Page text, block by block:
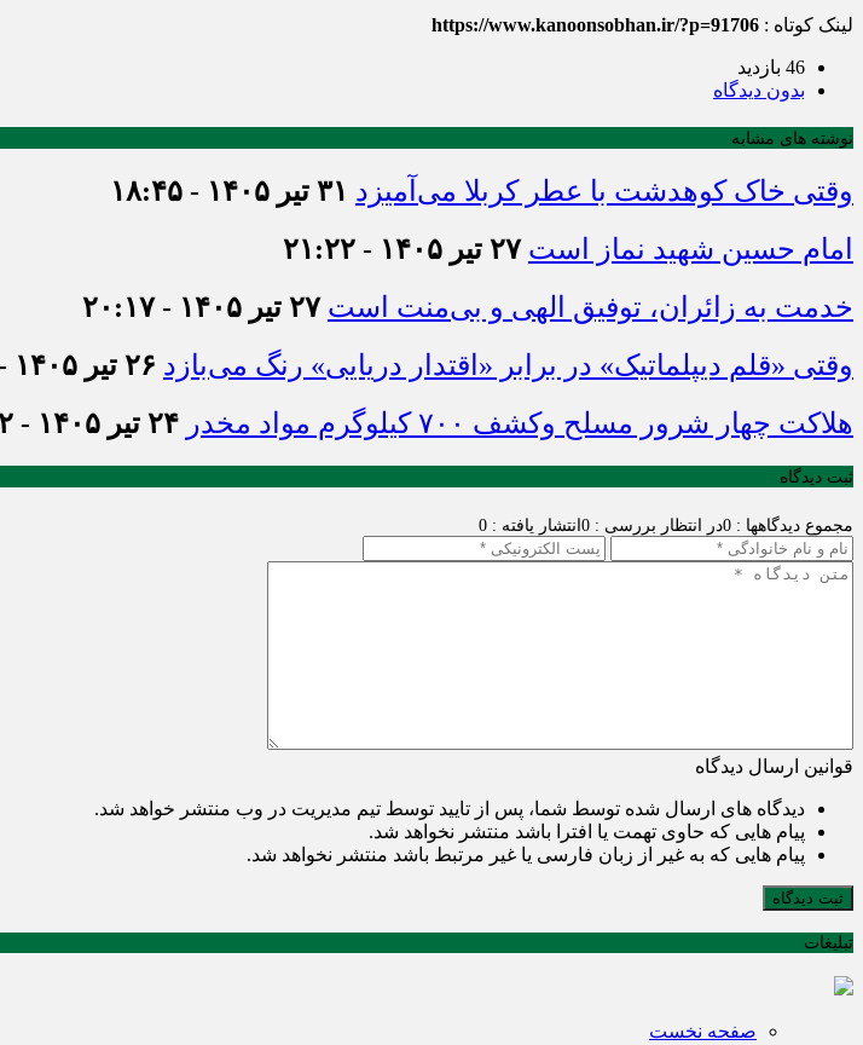
لینک کوتاه : https://www.kanoonsobhan.ir/?p=91706
46 بازدید
بدون دیدگاه
نوشته های مشابه
وقتی خاک کوهدشت با عطر کربلا می‌آمیزد ۳۱ تیر ۱۴۰۵ - ۱۸:۴۵
امام حسین شهید نماز است ۲۷ تیر ۱۴۰۵ - ۲۱:۲۲
خدمت به زائران، توفیق الهی و بی‌منت است ۲۷ تیر ۱۴۰۵ - ۲۰:۱۷
وقتی «قلم دیپلماتیک» در برابر «اقتدار دریایی» رنگ می‌بازد ۲۶ تیر ۱۴۰۵ - ۱۹:۵۰
هلاکت چهار شرور مسلح وکشف ۷۰۰ کیلوگرم مواد مخدر
۲۴ تیر ۱۴۰۵ - ۰:۵۲
ثبت دیدگاه
مجموع دیدگاهها : 0 در انتظار بررسی : 0 انتشار یافته : 0
قوانین ارسال دیدگاه
دیدگاه های ارسال شده توسط شما، پس از تایید توسط تیم مدیریت در وب منتشر خواهد شد.
پیام هایی که حاوی تهمت یا افترا باشد منتشر نخواهد شد.
پیام هایی که به غیر از زبان فارسی یا غیر مرتبط باشد منتشر نخواهد شد.
ثبت دیدگاه
تبلیغات
صفحه نخست